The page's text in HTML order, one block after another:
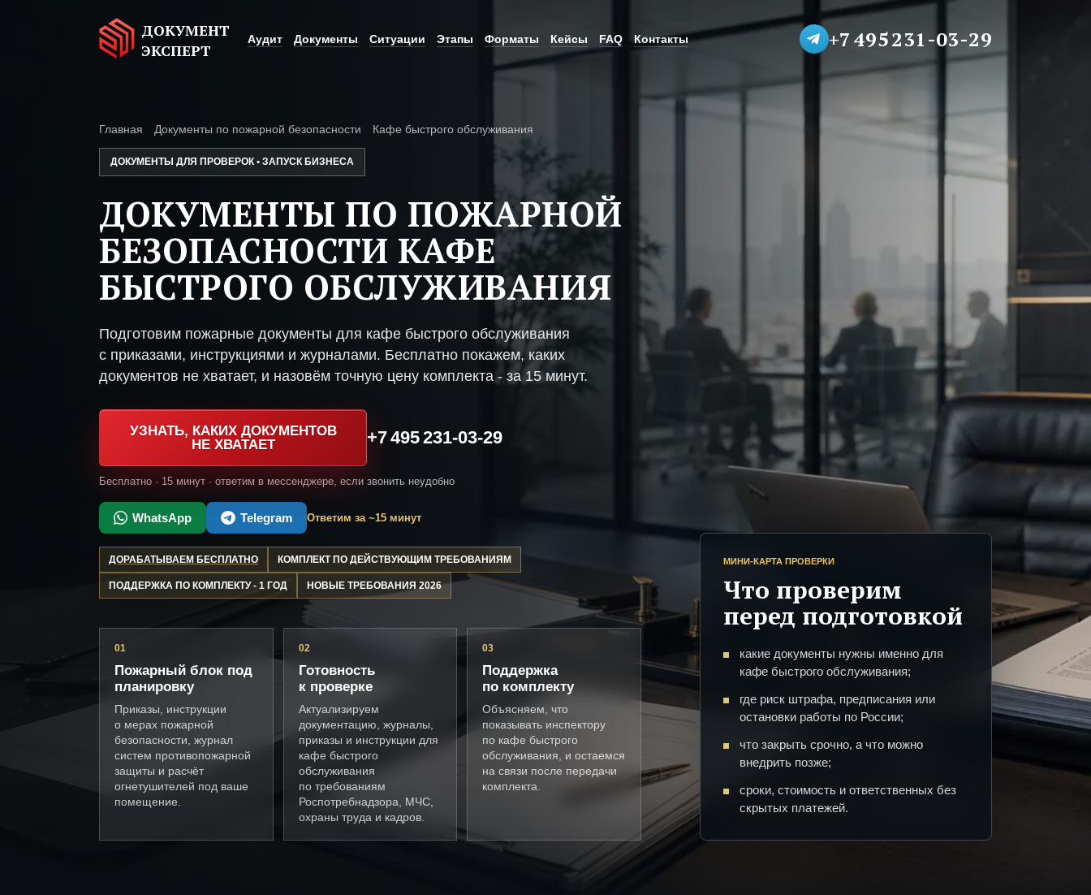
ДОКУМЕНТ
ЭКСПЕРТ
Аудит Документы Ситуации Этапы Форматы Кейсы FAQ Контакты +7 495 231-03-29
Главная Документы по пожарной безопасности Кафе быстрого обслуживания
ДОКУМЕНТЫ ДЛЯ ПРОВЕРОК • ЗАПУСК БИЗНЕСА
ДОКУМЕНТЫ ПО ПОЖАРНОЙ
БЕЗОПАСНОСТИ КАФЕ
БЫСТРОГО ОБСЛУЖИВАНИЯ
Подготовим пожарные документы для кафе быстрого обслуживания
с приказами, инструкциями и журналами. Бесплатно покажем, каких
документов не хватает, и назовём точную цену комплекта - за 15 минут.
УЗНАТЬ, КАКИХ ДОКУМЕНТОВ
НЕ ХВАТАЕТ
+7 495 231-03-29
Бесплатно · 15 минут · ответим в мессенджере, если звонить неудобно
WhatsApp Telegram Ответим за ~15 минут
ДОРАБАТЫВАЕМ БЕСПЛАТНО КОМПЛЕКТ ПО ДЕЙСТВУЮЩИМ ТРЕБОВАНИЯМ
ПОДДЕРЖКА ПО КОМПЛЕКТУ - 1 ГОД НОВЫЕ ТРЕБОВАНИЯ 2026
01
Пожарный блок под
планировку
Приказы, инструкции
о мерах пожарной
безопасности, журнал
систем противопожарной
защиты и расчёт
огнетушителей под ваше
помещение.
02
Готовность
к проверке
Актуализируем
документацию, журналы,
приказы и инструкции для
кафе быстрого
обслуживания
по требованиям
Роспотребнадзора, МЧС,
охраны труда и кадров.
03
Поддержка
по комплекту
Объясняем, что
показывать инспектору
по кафе быстрого
обслуживания, и остаемся
на связи после передачи
комплекта.
МИНИ-КАРТА ПРОВЕРКИ
Что проверим
перед подготовкой
какие документы нужны именно для
кафе быстрого обслуживания;
где риск штрафа, предписания или
остановки работы по России;
что закрыть срочно, а что можно
внедрить позже;
сроки, стоимость и ответственных без
скрытых платежей.